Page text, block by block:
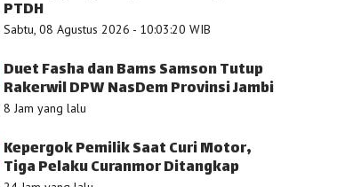
PTDH
Sabtu, 08 Agustus 2026 - 10:03:20 WIB
Duet Fasha dan Bams Samson Tutup
Rakerwil DPW NasDem Provinsi Jambi
8 Jam yang lalu
Kepergok Pemilik Saat Curi Motor,
Tiga Pelaku Curanmor Ditangkap